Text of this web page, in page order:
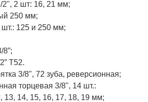
2", 2 шт: 16, 21 мм;
250 мм;
шт.: 125 и 250 мм;
8”;
T52.
3/8", 72 зуба, реверсионная;
торцевая 3/8", 14 шт.:
13, 14, 15, 16, 17, 18, 19 мм;